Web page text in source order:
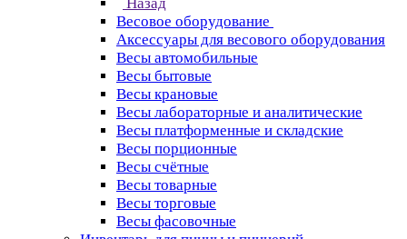
Весовое оборудование
Аксессуары для весового оборудования
Весы автомобильные
Весы бытовые
Весы крановые
Весы лабораторные и аналитические
Весы платформенные и складские
Весы порционные
Весы счётные
Весы товарные
Весы торговые
Весы фасовочные